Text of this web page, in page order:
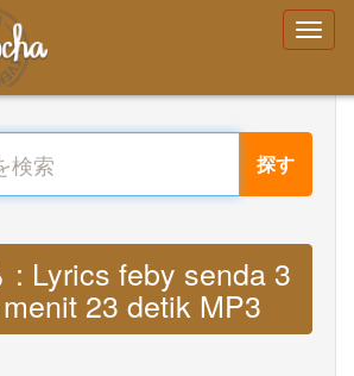
探す
: Lyrics feby senda 3
23 detik MP3